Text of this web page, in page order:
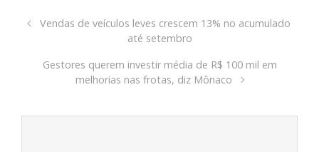
Vendas de veículos leves crescem 13% no acumulado
até setembro
Gestores querem investir média de R$ 100 mil em
melhorias nas frotas, diz Mônaco